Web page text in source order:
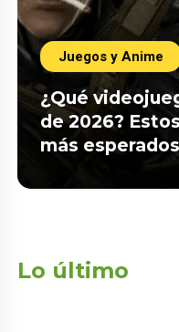
Juegos y Anime
¿Qué
de 2026?
más esperados
Lo último